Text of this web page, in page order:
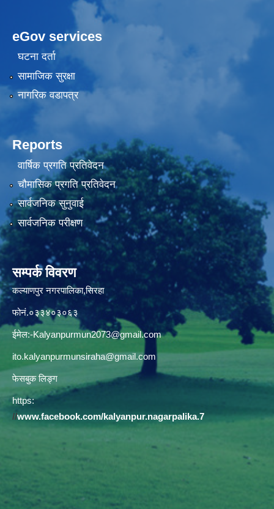
eGov services
घटना दर्ता
सामाजिक सुरक्षा
नागरिक वडापत्र
Reports
वार्षिक प्रगति प्रतिवेदन
चौमासिक प्रगति प्रतिवेदन
सार्वजनिक सुनुवाई
सार्वजनिक परीक्षण
सम्पर्क विवरण
कल्याणपुर नगरपालिका,सिरहा
फोनं.०३३४०३०६३
ईमेल:-Kalyanpurmun2073@gmail.com
ito.kalyanpurmunsiraha@gmail.com
फेसबुक लिङ्ग
https:
//www.facebook.com/kalyanpur.nagarpalika.7